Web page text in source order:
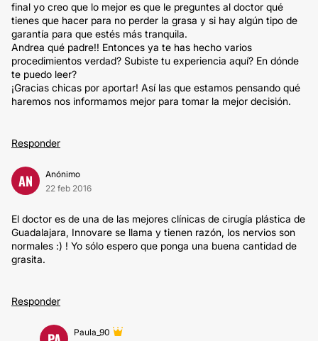
final yo creo que lo mejor es que le preguntes al doctor qué
tienes que hacer para no perder la grasa y si hay algún tipo de
garantía para que estés más tranquila.
Andrea qué padre!! Entonces ya te has hecho varios
procedimientos verdad? Subiste tu experiencia aquí? En dónde
te puedo leer?
¡Gracias chicas por aportar! Así las que estamos pensando qué
haremos nos informamos mejor para tomar la mejor decisión.
Responder
AN
Anónimo
22 feb 2016
El doctor es de una de las mejores clínicas de cirugía plástica de
Guadalajara, Innovare se llama y tienen razón, los nervios son
normales :) ! Yo sólo espero que ponga una buena cantidad de
grasita.
Responder
Paula_90